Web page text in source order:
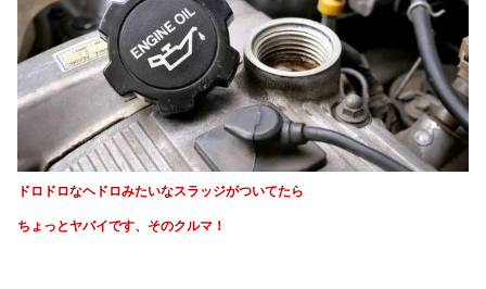
ドロドロなヘドロみたいなスラッジがついてたら
ちょっとヤバイです、そのクルマ！